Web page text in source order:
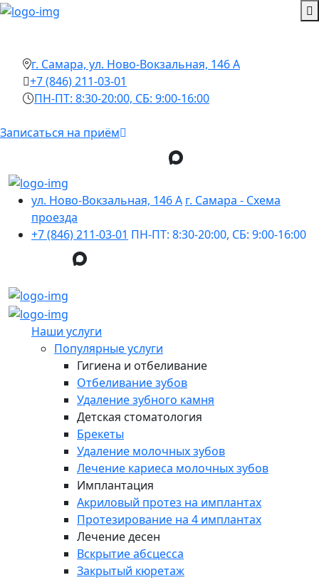
г. Самара, ул. Ново-Вокзальная, 146 А
+7 (846) 211-03-01
ПН-ПТ: 8:30-20:00, СБ: 9:00-16:00
Записаться на приём
ул. Ново-Вокзальная, 146 А г. Самара - Cхема
проезда
+7 (846) 211-03-01 ПН-ПТ: 8:30-20:00, СБ: 9:00-16:00
Наши услуги
Популярные услуги
Гигиена и отбеливание
Отбеливание зубов
Удаление зубного камня
Детская стоматология
Брекеты
Удаление молочных зубов
Лечение кариеса молочных зубов
Имплантация
Акриловый протез на имплантах
Протезирование на 4 имплантах
Лечение десен
Вскрытие абсцесса
Закрытый кюретаж